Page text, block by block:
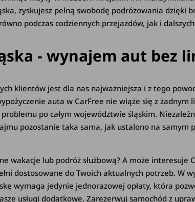
zyskujesz pełną swobodę podróżowania
podczas codziennych przejazdów, jak i
- wynajem aut bez
klientów jest dla nas najważniejsza i z tego
auta w CarFree nie wiąże się z
po całym województwie śląskim.
pozostanie taka sama, jak ustalono na samym
wakacje lub podróż służbową? A może
dostosowane do Twoich aktualnych potrzeb. W
wymaga jedynie jednorazowej opłaty, która
usługi dodatkowe. Zarezerwuj samochód z